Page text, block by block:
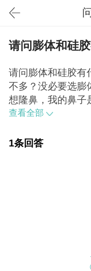
请问膨体和硅
请问膨体和硅胶有
不多？没必要选膨
想隆鼻，我的鼻子
方案好点？谢谢是
的话，还是选择膨
查看全部
1条回答